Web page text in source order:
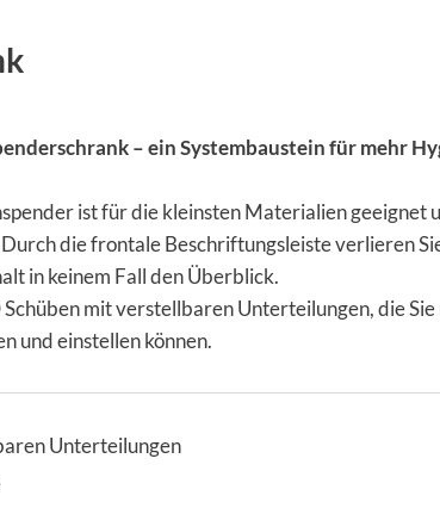
– ein Systembaustein für mehr
ist für die kleinsten Materialien geeignet
die frontale Beschriftungsleiste verlieren
in keinem Fall den Überblick.
mit verstellbaren Unterteilungen, die Sie
und einstellen können.
Unterteilungen